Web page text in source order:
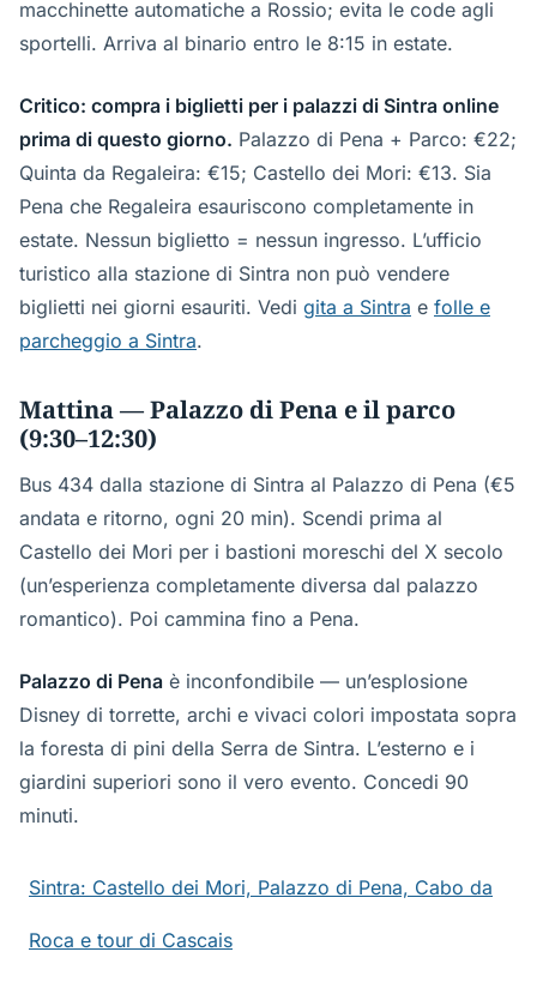
macchinette automatiche a Rossio; evita le code agli
sportelli. Arriva al binario entro le 8:15 in estate.
Critico: compra i biglietti per i palazzi di Sintra online
prima di questo giorno. Palazzo di Pena + Parco: €22;
Quinta da Regaleira: €15; Castello dei Mori: €13. Sia
Pena che Regaleira esauriscono completamente in
estate. Nessun biglietto = nessun ingresso. L’ufficio
turistico alla stazione di Sintra non può vendere
biglietti nei giorni esauriti. Vedi gita a Sintra e folle e
parcheggio a Sintra.
Mattina — Palazzo di Pena e il parco
(9:30–12:30)
Bus 434 dalla stazione di Sintra al Palazzo di Pena (€5
andata e ritorno, ogni 20 min). Scendi prima al
Castello dei Mori per i bastioni moreschi del X secolo
(un’esperienza completamente diversa dal palazzo
romantico). Poi cammina fino a Pena.
Palazzo di Pena è inconfondibile — un’esplosione
Disney di torrette, archi e vivaci colori impostata sopra
la foresta di pini della Serra de Sintra. L’esterno e i
giardini superiori sono il vero evento. Concedi 90
minuti.
Sintra: Castello dei Mori, Palazzo di Pena, Cabo da
Roca e tour di Cascais